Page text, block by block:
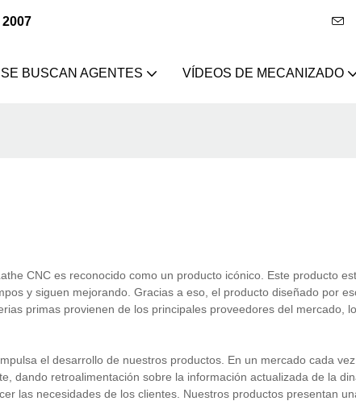
SE BUSCAN AGENTES VÍDEOS DE MECANIZADO
CNC es reconocido como un producto icónico. Este producto
y siguen mejorando. Gracias a eso, el producto diseñado por
primas provienen de los principales proveedores del mercado,
el desarrollo de nuestros productos. En un mercado cada
dando retroalimentación sobre la información actualizada de la
las necesidades de los clientes. Nuestros productos presentan